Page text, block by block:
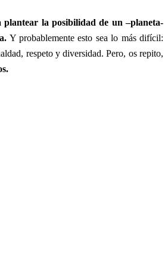
plantear la posibilidad de un –planeta-
Y probablemente esto sea lo más difícil:
respeto y diversidad. Pero, os repito,